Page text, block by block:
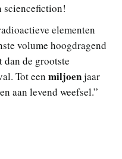
sciencefiction!
elementen
volume hoogdragend
de grootste
Tot een miljoenjaar
aan levend weefsel.”